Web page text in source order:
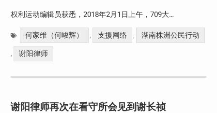
权利运动编辑员获悉，2018年2月1日上午，709大…
何家维（何峻辉） , 支援网络 , 湖南株洲公民行动
, 谢阳律师
谢阳律师再次在看守所会见到谢长祯